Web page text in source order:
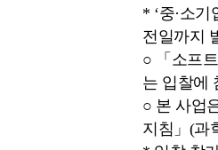
* ‘중·소
전일까지
○ 「소프
는 입찰에
○ 본 사업
지침」(과